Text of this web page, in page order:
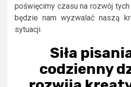
poświęcimy czasu na rozwój tych
będzie nam wyzwalać naszą
sytuacji.
Siła
codzienny